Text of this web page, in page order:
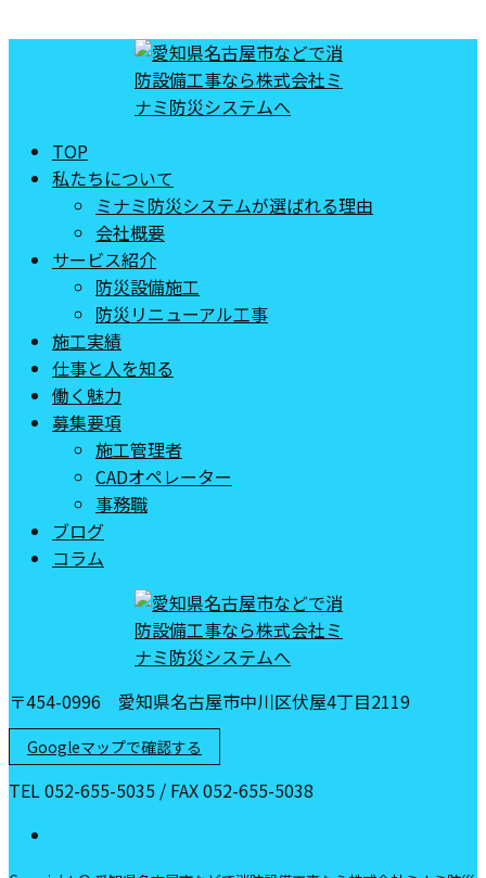
TOP
私たちについて
ミナミ防災システムが選ばれる理由
会社概要
サービス紹介
防災設備施工
防災リニューアル工事
施工実績
仕事と人を知る
働く魅力
募集要項
施工管理者
CADオペレーター
事務職
ブログ
コラム
〒454-0996 愛知県名古屋市中川区伏屋4丁目2119
Googleマップで確認する
TEL 052-655-5035 / FAX 052-655-5038